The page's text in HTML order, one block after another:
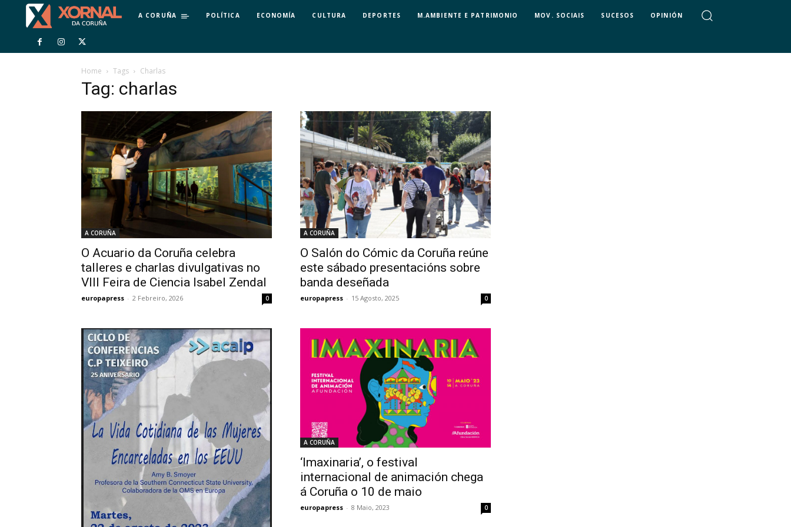
A CORUÑA POLÍTICA ECONOMÍA CULTURA DEPORTES M.AMBIENTE E PATRIMONIO MOV. SOCIAIS SUCESOS OPINIÓN
Home Tags Charlas
Tag: charlas
A CORUÑA
O Acuario da Coruña celebra
talleres e charlas divulgativas no
VIII Feira de Ciencia Isabel Zendal
europapress - 2 Febreiro, 2026 0
A CORUÑA
O Salón do Cómic da Coruña reúne
este sábado presentacións sobre
banda deseñada
europapress - 15 Agosto, 2025 0
A CORUÑA
‘Imaxinaria’, o festival
internacional de animación chega
á Coruña o 10 de maio
europapress - 8 Maio, 2023 0